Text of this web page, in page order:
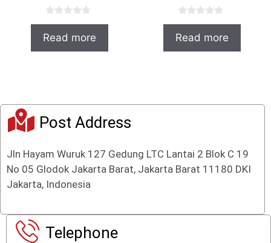
0
u
Read more
0
u
Read more
Post Address
Jln Hayam Wuruk 127 Gedung LTC Lantai 2 Blok C 19
No 05 Glodok Jakarta Barat, Jakarta Barat 11180 DKI
Jakarta, Indonesia
Telephone